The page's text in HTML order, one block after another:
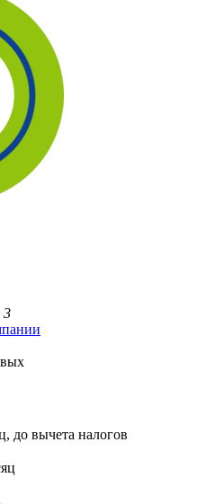
3
до вычета налогов